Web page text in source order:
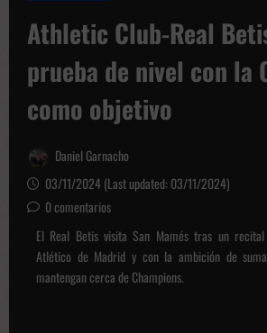
Athletic Club-Real
prueba de nivel con la
como objetivo
Daniel Garnacho
03/11/2024 (Last updated: 03/11/2024)
0 comentarios
El Real Betis visita San Mamés tras un
Atlético de Madrid y con la ambición de
mantengan cerca de Champions.